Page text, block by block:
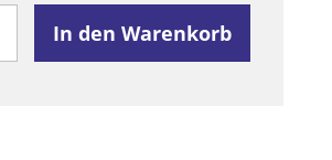
In den Warenkorb